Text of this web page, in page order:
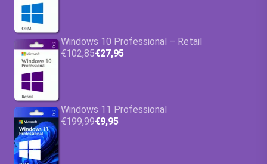
Windows 10 Professional – Retail
€102,85€27,95
Windows 11 Professional
€199,99€9,95